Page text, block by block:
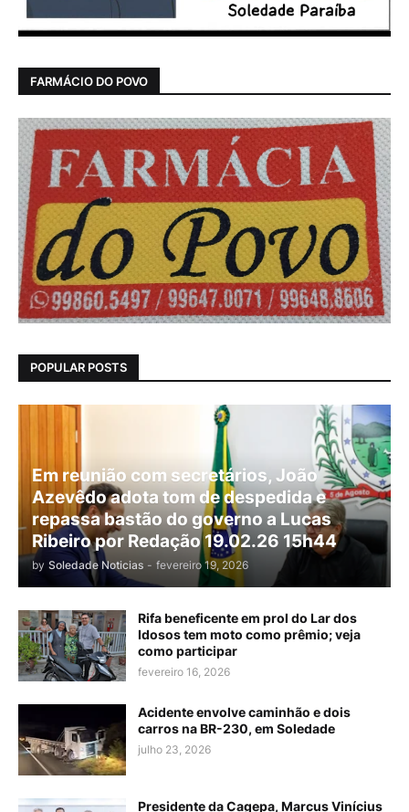
FARMÁCIO DO POVO
POPULAR POSTS
Em reunião com secretários, João
Azevêdo adota tom de despedida e
repassa bastão do governo a Lucas
Ribeiro por Redação 19.02.26 15h44
by Soledade Noticias - fevereiro 19, 2026
Rifa beneficente em prol do Lar dos
Idosos tem moto como prêmio; veja
como participar
fevereiro 16, 2026
Acidente envolve caminhão e dois
carros na BR-230, em Soledade
julho 23, 2026
Presidente da Cagepa, Marcus Vinícius